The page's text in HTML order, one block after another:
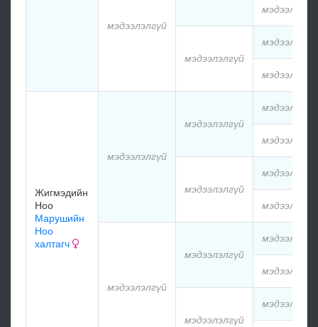
мэдээлэлгүй
мэдээлэлгүй
Жигмэдийн
Ноо
Марушийн
Ноо
халтагч
мэдээлэлгүй
мэдээлэлгүй
мэдээлэлгүй
мэдээлэлгүй
мэдээлэлгүй
мэдээлэлгүй